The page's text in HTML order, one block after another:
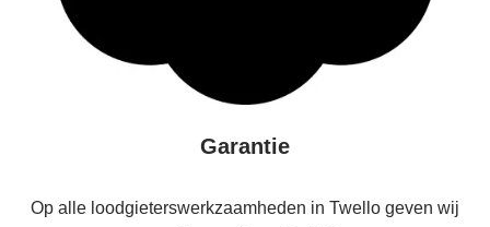
Garantie
Op alle loodgieterswerkzaamheden in Twello geven wij